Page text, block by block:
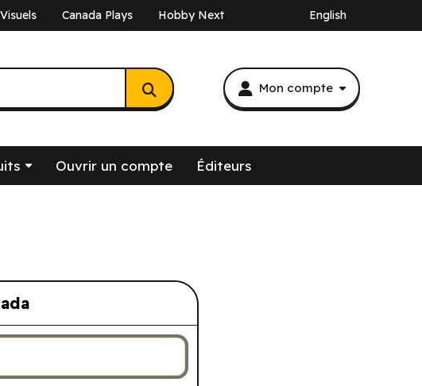
Visuels Canada Plays Hobby Next English
Mon compte
Ouvrir un compte Éditeurs